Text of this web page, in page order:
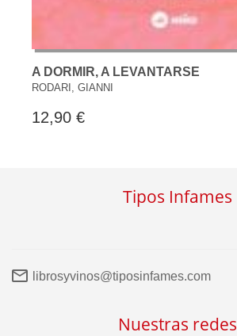
A DORMIR, A LEVANTARSE
RODARI, GIANNI
12,90 €
Tipos Infames
librosyvinos@tiposinfames.com
Nuestras redes